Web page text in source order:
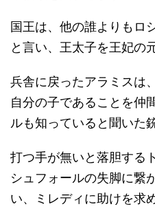
国王は、他の誰よりもロ
と言い、王太子を王妃の
兵舎に戻ったアラミスは
自分の子であることを仲
ルも知っていると聞いた
打つ手が無いと落胆する
シュフォールの失脚に繋
い、ミレディに助けを求